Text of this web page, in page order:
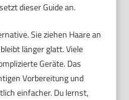
dieser Guide an.
Sie ziehen Haare an
länger glatt. Viele
Geräte. Das
Vorbereitung und
einfacher. Du lernst,